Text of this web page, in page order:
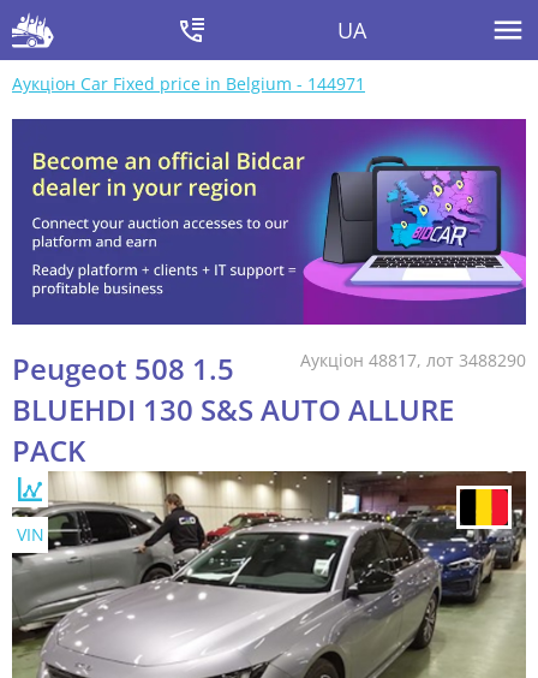
UA
Аукціон Car Fixed price in Belgium - 144971
Аукціон 48817, лот 3488290
Peugeot 508 1.5
BLUEHDI 130 S&S AUTO ALLURE
PACK
VIN